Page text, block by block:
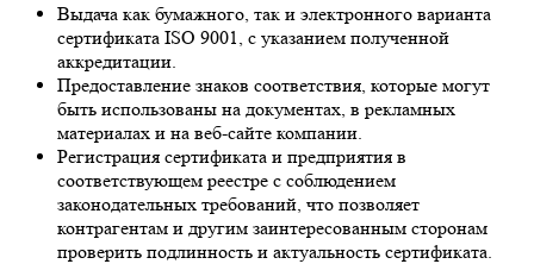
Выдача как бумажного, так и электронного варианта
сертификата ISO 9001, с указанием полученной
аккредитации.
Предоставление знаков соответствия, которые могут
быть использованы на документах, в рекламных
материалах и на веб-сайте компании.
Регистрация сертификата и предприятия в
соответствующем реестре с соблюдением
законодательных требований, что позволяет
контрагентам и другим заинтересованным сторонам
проверить подлинность и актуальность сертификата.